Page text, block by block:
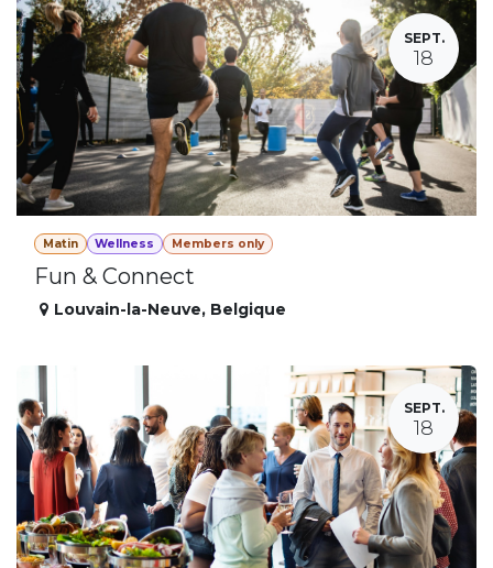
SEPT.
18
Matin Wellness Members only
Fun & Connect
Louvain-la-Neuve, Belgique
SEPT.
18